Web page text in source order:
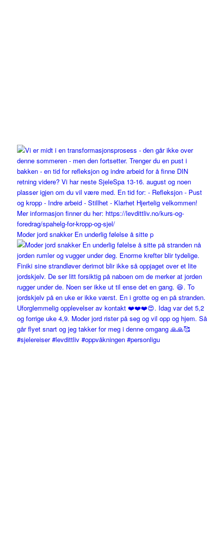
Moder jord snakker En underlig følelse å sitte p
#sjelereiser #levdittliv #oppvåkningen #personligu